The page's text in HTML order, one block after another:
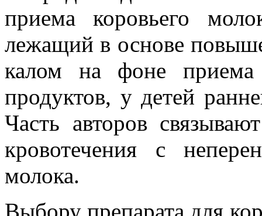
приема коровьего
лежащий в основе
калом на фоне приема
продуктов, у детей
Часть авторов
кровотечения с
молока.
Выбору препарата для